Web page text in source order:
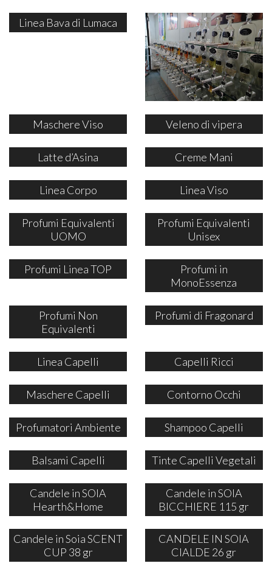
Linea Bava di Lumaca
Maschere Viso Veleno di vipera
Latte d’Asina Creme Mani
Linea Corpo Linea Viso
Profumi Equivalenti
UOMO
Profumi Equivalenti
Unisex
Profumi Linea TOP
Profumi in
MonoEssenza
Profumi Non
Equivalenti
Profumi di Fragonard
Linea Capelli Capelli Ricci
Maschere Capelli Contorno Occhi
Profumatori Ambiente Shampoo Capelli
Balsami Capelli Tinte Capelli Vegetali
Candele in SOIA
Hearth&Home
Candele in SOIA
BICCHIERE 115 gr
Candele in Soia SCENT
CUP 38 gr
CANDELE IN SOIA
CIALDE 26 gr